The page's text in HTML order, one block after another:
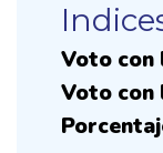
Voto con
Voto con